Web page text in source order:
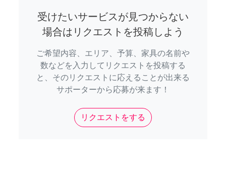
受けたいサービスが見つからない
場合はリクエストを投稿しよう
ご希望内容、エリア、予算、家具の名前や
数などを入力してリクエストを投稿する
と、そのリクエストに応えることが出来る
サポーターから応募が来ます！
リクエストをする